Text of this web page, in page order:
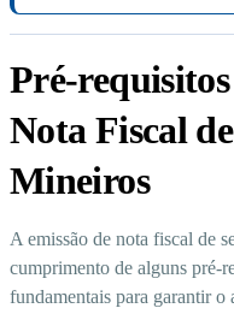
Pré-
Nota Fiscal
Mineiros
A emissão de nota fiscal de
cumprimento de alguns pré-
fundamentais para garantir o